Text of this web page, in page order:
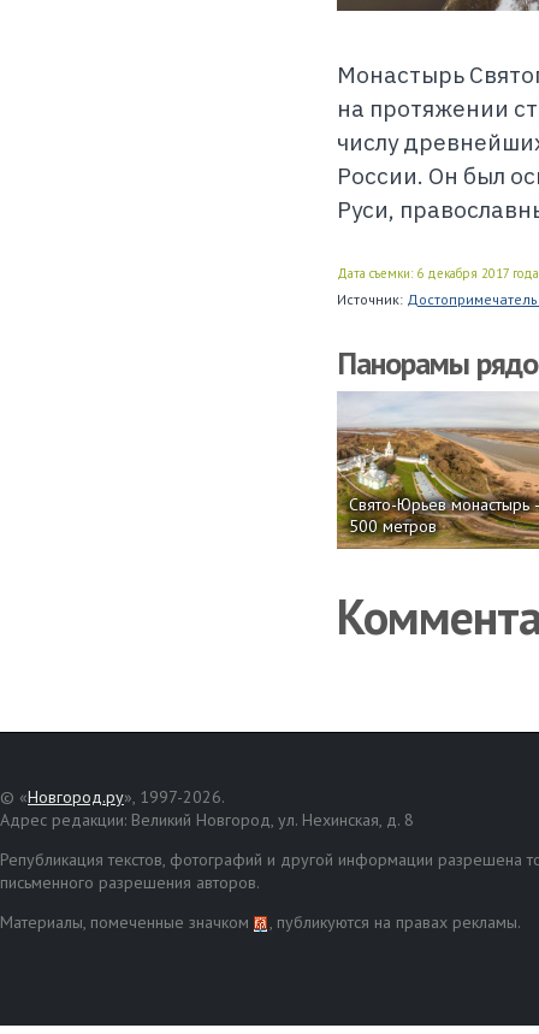
Монастырь
на протяжении
числу
России. Он был
Руси,
Дата съемки: 6 декабря 2017 года
Источник:
Панорамы
Свято-Юрьев монастырь
500 метров
© «Новгород.ру», 1997-2026.
Адрес редакции: Великий Новгород, ул. Нехинская, д. 8
Републикация текстов, фотографий и другой информации разрешена
письменного разрешения авторов.
Материалы, помеченные значком
, публикуются на правах рекламы.